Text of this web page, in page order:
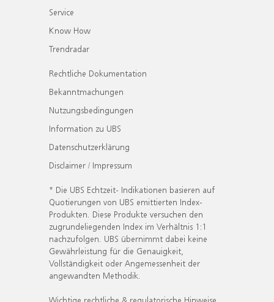
Service
Know How
Trendradar
Rechtliche Dokumentation
Bekanntmachungen
Nutzungsbedingungen
Information zu UBS
Datenschutzerklärung
Disclaimer / Impressum
* Die UBS Echtzeit- Indikationen basieren auf
Quotierungen von UBS emittierten Index-
Produkten. Diese Produkte versuchen den
zugrundeliegenden Index im Verhältnis 1:1
nachzufolgen. UBS übernimmt dabei keine
Gewährleistung für die Genauigkeit,
Vollständigkeit oder Angemessenheit der
angewandten Methodik.